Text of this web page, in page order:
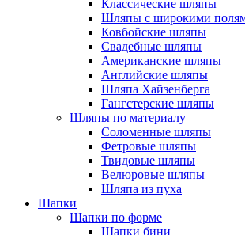
Классические шляпы
Шляпы с широкими
Ковбойские шляпы
Свадебные шляпы
Американские шляпы
Английские шляпы
Шляпа Хайзенберга
Гангстерские шляпы
Шляпы по материалу
Соломенные шляпы
Фетровые шляпы
Твидовые шляпы
Велюровые шляпы
Шляпа из пуха
Шапки
Шапки по форме
Шапки бини